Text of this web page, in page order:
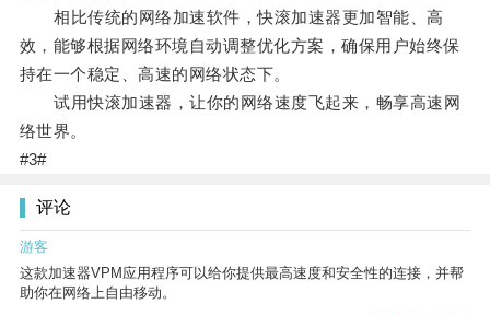
相比传统的网络加速软件，快滚加速器更加智能、高
效，能够根据网络环境自动调整优化方案，确保用户始终保
持在一个稳定、高速的网络状态下。
试用快滚加速器，让你的网络速度飞起来，畅享高速网
络世界。
#3#
评论
游客
这款加速器VPM应用程序可以给你提供最高速度和安全性的连接，并帮
助你在网络上自由移动。